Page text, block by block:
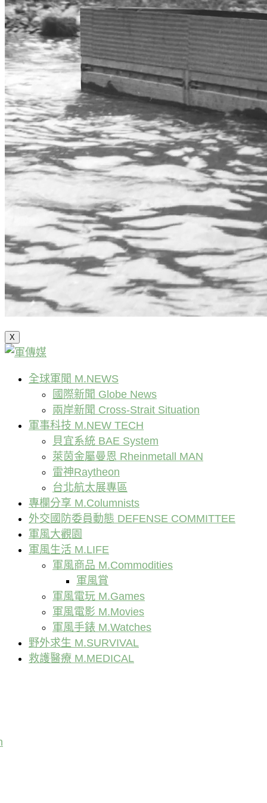
X
全球軍聞 M.NEWS
國際新聞 Globe News
兩岸新聞 Cross-Strait Situation
軍事科技 M.NEW TECH
貝宜系統 BAE System
萊茵金屬曼恩 Rheinmetall MAN
雷神Raytheon
台北航太展專區
專欄分享 M.Columnists
外交國防委員動態 DEFENSE COMMITTEE
軍風大觀園
軍風生活 M.LIFE
軍風商品 M.Commodities
軍風賞
軍風電玩 M.Games
軍風電影 M.Movies
軍風手錶 M.Watches
野外求生 M.SURVIVAL
救護醫療 M.MEDICAL